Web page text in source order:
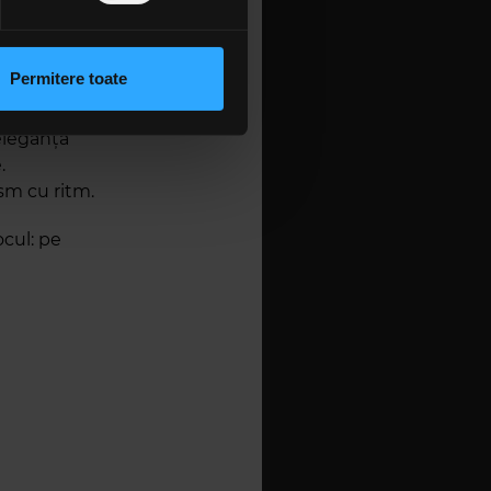
cu privire la modul în
urma folosirii serviciilor
Permitere toate
un uriaș
va
cu ritm.
pe